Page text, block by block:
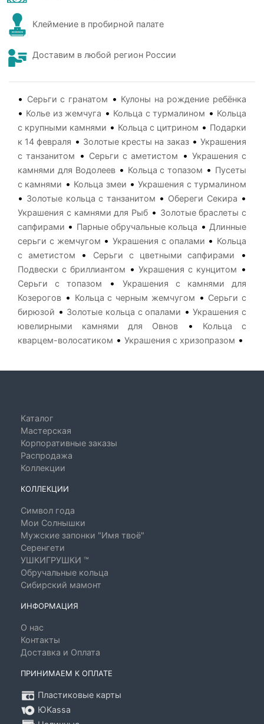
Клеймение в пробирной палате
Доставим в любой регион России
• Серьги с гранатом • Кулоны на рождение ребёнка
• Колье из жемчуга • Кольца с турмалином • Кольца
с крупными камнями • Кольца с цитрином • Подарки
к 14 февраля • Золотые кресты на заказ•Украшения
с танзанитом
• Серьги с аметистом • Украшения с
камнями для Водолеев• Кольца с топазом • Пусеты
с камнями • Кольца змеи •Украшения с турмалином
• Золотые кольца с танзанитом • Обереги Секира •
Украшения с камнями для Рыб • Золотые браслеты с
сапфирами • Парные обручальные кольца •Длинные
серьги с жемчугом • Украшения с опалами • Кольца
с аметистом
• Серьги с цветными сапфирами •
Подвески с бриллиантом •Украшения с кунцитом •
Серьги с топазом • Украшения с камнями для
Козерогов • Кольца с черным жемчугом • Серьги с
бирюзой • Золотые кольца с опалами •Украшения с
ювелирными камнями для Овнов •
Кольца с
кварцем-волосатиком • Украшения с хризопразом •
Каталог
Мастерская
Корпоративные заказы
Распродажа
Коллекции
КОЛЛЕКЦИИ
Символ года
Мои Солнышки
Мужские запонки "Имя твоё"
Серенгети
УШКИГРУШКИ ™
Обручальные кольца
Сибирский мамонт
ИНФОРМАЦИЯ
О нас
Контакты
Доставка и Оплата
ПРИНИМАЕМ К ОПЛАТЕ
Пластиковые карты
ЮKassa